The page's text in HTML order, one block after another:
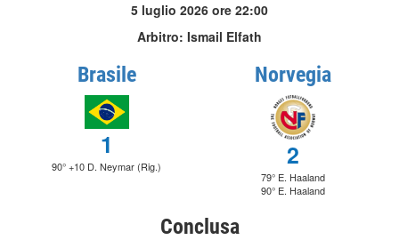
5 luglio 2026 ore 22:00
Arbitro: Ismail Elfath
Brasile
1
90° +10 D. Neymar (Rig.)
Norvegia
2
79° E. Haaland
90° E. Haaland
Conclusa